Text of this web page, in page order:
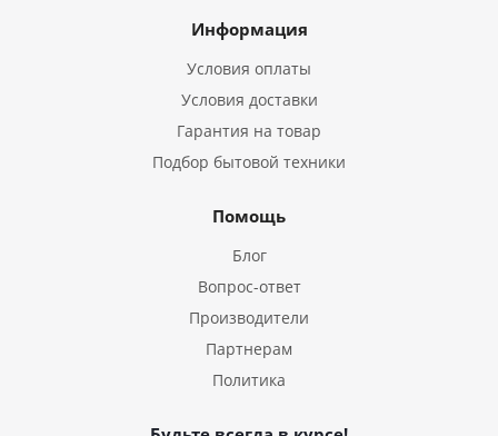
Информация
Условия оплаты
Условия доставки
Гарантия на товар
Подбор бытовой техники
Помощь
Блог
Вопрос-ответ
Производители
Партнерам
Политика